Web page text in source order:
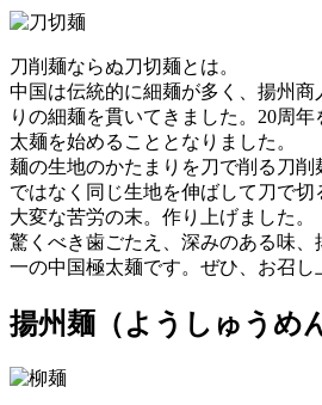
刀削麺ならぬ刀切麺とは。
中国は伝統的に細麺が多く、揚州商
りの細麺を貫いてきました。20周
太麺を始めることとなりました。
麺の生地のかたまりを刀で削る刀
ではなく同じ生地を伸ばして刀で
大変な苦労の末。作り上げました。
驚くべき歯ごたえ、深みのある味
一の中国極太麺です。ぜひ、お召し
揚州麺 （ようしゅうめ